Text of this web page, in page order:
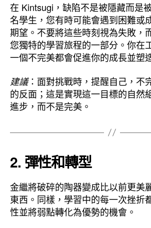
在 Kintsugi，缺陷不是被隱藏而是
名學生，您有時可能會遇到困難或
期望。不要將這些時刻視為失敗，
您獨特的學習旅程的一部分。你在
一個不完美都會促進你的成長並塑
建議：面對挑戰時，提醒自己，不
的反面；這是實現這一目標的自然
進步，而不是完美。
2. 彈性和轉型
金繼將破碎的陶器變成比以前更美
東西。同樣，學習中的每一次挫折
性並將弱點轉化為優勢的機會。